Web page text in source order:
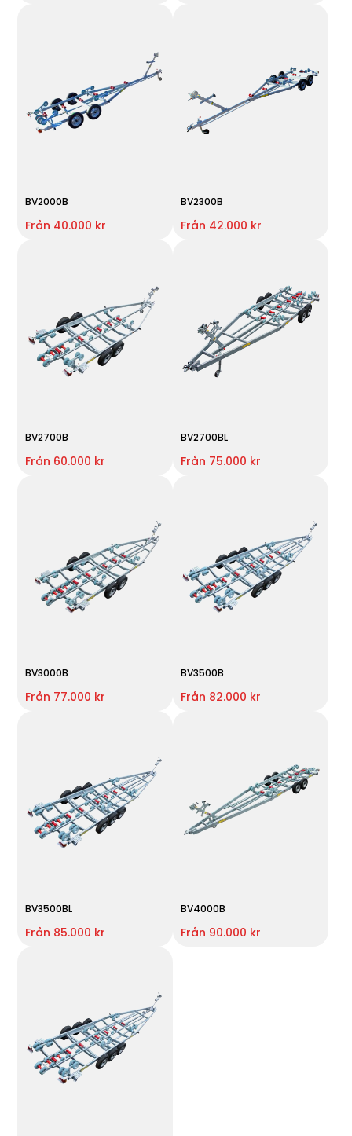
BV2000B
Från 40.000 kr
BV2300B
Från 42.000 kr
BV2700B
Från 60.000 kr
BV2700BL
Från 75.000 kr
BV3000B
Från 77.000 kr
BV3500B
Från 82.000 kr
BV3500BL
Från 85.000 kr
BV4000B
Från 90.000 kr